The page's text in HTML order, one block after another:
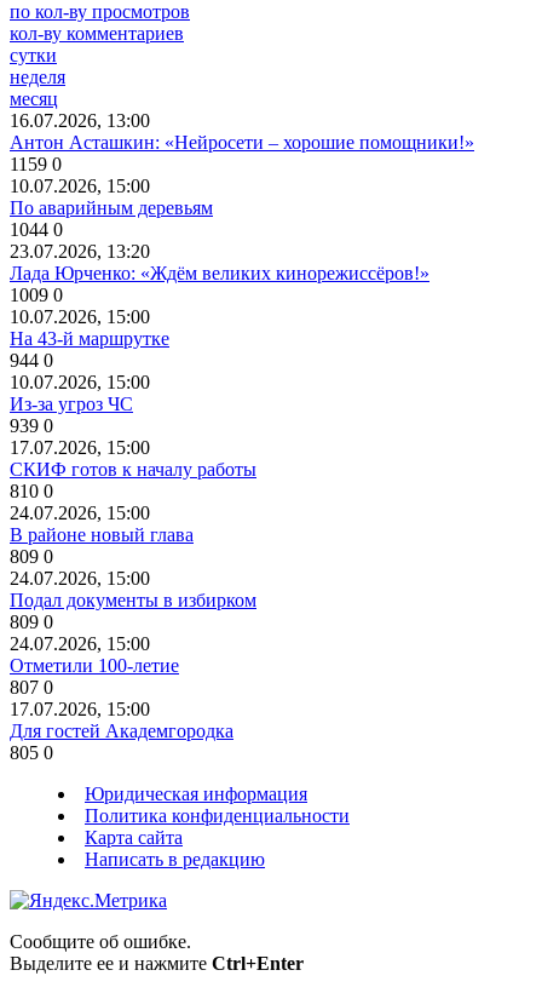
по кол-ву просмотров
кол-ву комментариев
сутки
неделя
месяц
16.07.2026, 13:00
Антон Асташкин: «Нейросети – хорошие помощники!»
1159 0
10.07.2026, 15:00
По аварийным деревьям
1044 0
23.07.2026, 13:20
Лада Юрченко: «Ждём великих кинорежиссёров!»
1009 0
10.07.2026, 15:00
На 43-й маршрутке
944 0
10.07.2026, 15:00
Из-за угроз ЧС
939 0
17.07.2026, 15:00
СКИФ готов к началу работы
810 0
24.07.2026, 15:00
В районе новый глава
809 0
24.07.2026, 15:00
Подал документы в избирком
809 0
24.07.2026, 15:00
Отметили 100-летие
807 0
17.07.2026, 15:00
Для гостей Академгородка
805 0
Юридическая информация
Политика конфиденциальности
Карта сайта
Написать в редакцию
Сообщите об ошибке.
Выделите ее и нажмите Ctrl+Enter